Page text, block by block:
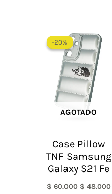
-20%
AGOTADO
-20%
Case Pillow
TNF Samsung
Galaxy S21 Fe
$60.000
precio
original
era:
$ 60.000.
$ 48.000